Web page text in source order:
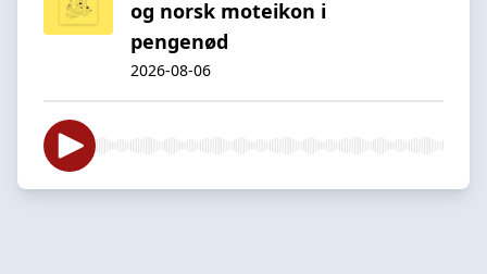
og norsk moteikon i
pengenød
2026-08-06